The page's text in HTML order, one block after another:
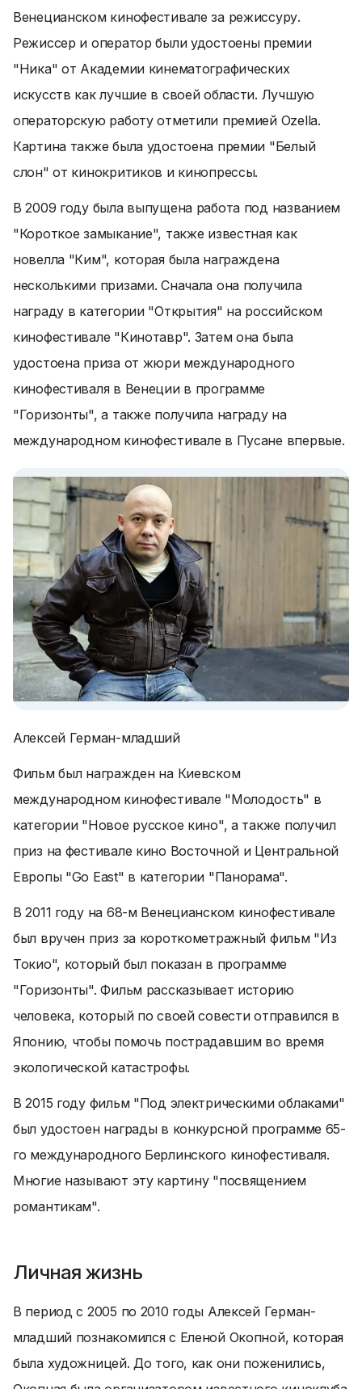
Венецианском кинофестивале за режиссуру.
Режиссер и оператор были удостоены премии
"Ника" от Академии кинематографических
искусств как лучшие в своей области. Лучшую
операторскую работу отметили премией Ozella.
Картина также была удостоена премии "Белый
слон" от кинокритиков и кинопрессы.
В 2009 году была выпущена работа под названием
"Короткое замыкание", также известная как
новелла "Ким", которая была награждена
несколькими призами. Сначала она получила
награду в категории "Открытия" на российском
кинофестивале "Кинотавр". Затем она была
удостоена приза от жюри международного
кинофестиваля в Венеции в программе
"Горизонты", а также получила награду на
международном кинофестивале в Пусане впервые.
Алексей Герман-младший
Фильм был награжден на Киевском
международном кинофестивале "Молодость" в
категории "Новое русское кино", а также получил
приз на фестивале кино Восточной и Центральной
Европы "Go East" в категории "Панорама".
В 2011 году на 68-м Венецианском кинофестивале
был вручен приз за короткометражный фильм "Из
Токио", который был показан в программе
"Горизонты". Фильм рассказывает историю
человека, который по своей совести отправился в
Японию, чтобы помочь пострадавшим во время
экологической катастрофы.
В 2015 году фильм "Под электрическими облаками"
был удостоен награды в конкурсной программе 65-
го международного Берлинского кинофестиваля.
Многие называют эту картину "посвящением
романтикам".
Личная жизнь
В период с 2005 по 2010 годы Алексей Герман-
младший познакомился с Еленой Окопной, которая
была художницей. До того, как они поженились,